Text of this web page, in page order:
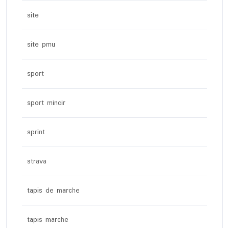
site
site pmu
sport
sport mincir
sprint
strava
tapis de marche
tapis marche